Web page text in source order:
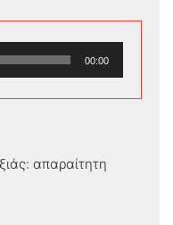
00:00
απαραίτητη